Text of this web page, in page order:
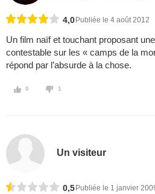
4,0 Publiée le 4 août 2012
Un film naïf et touchant proposant
contestable sur les « camps de la
répond par l’absurde à la chose.
0 1
Un visiteur
0,5 Publiée le 1 janvier